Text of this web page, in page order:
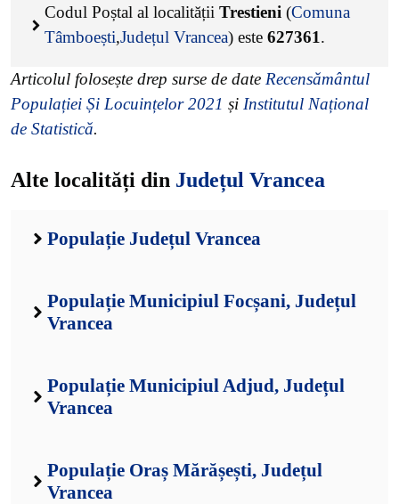
Codul Poștal al localității Trestieni (Comuna
Tâmboești,Județul Vrancea) este 627361.
Articolul folosește drep surse de date Recensământul
Populației Și Locuințelor 2021 și Institutul Național
de Statistică.
Alte localități din Județul Vrancea
Populație Județul Vrancea
Populație Municipiul Focșani, Județul
Vrancea
Populație Municipiul Adjud, Județul
Vrancea
Populație Oraș Mărășești, Județul
Vrancea